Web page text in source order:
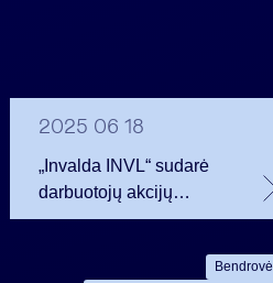
2025 06 18
„Invalda INVL“ sudarė
darbuotojų akcijų
opcionų sutartis
Bendrovė